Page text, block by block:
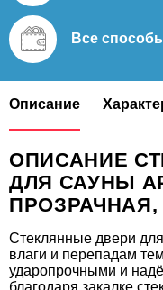
Все
Описание
ОПИСАНИЕ
ДЛЯ САУНЫ
ПРОЗРАЧНАЯ,
Стеклянные двери
влаги и перепадам
ударопрочными и
благодаря закалке